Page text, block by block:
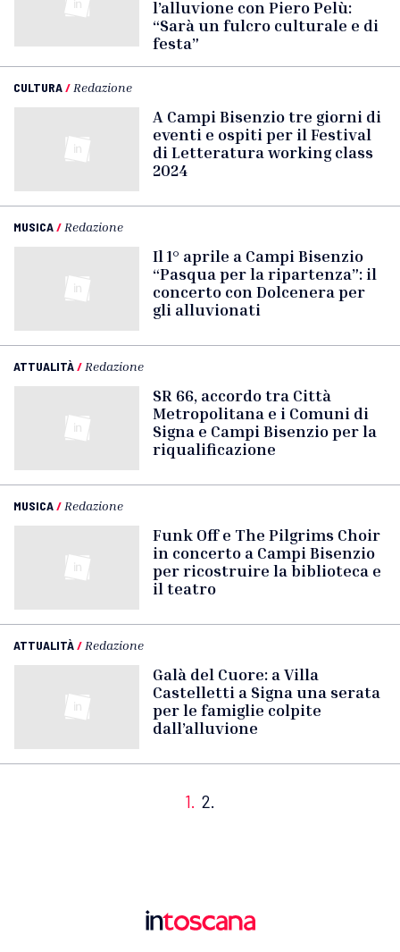
l’alluvione con Piero Pelù:
“Sarà un fulcro culturale e di
festa”
CULTURA/ Redazione
A Campi Bisenzio tre giorni di
eventi e ospiti per il Festival
di Letteratura working class
2024
MUSICA/ Redazione
Il 1° aprile a Campi Bisenzio
“Pasqua per la ripartenza”: il
concerto con Dolcenera per
gli alluvionati
ATTUALITÀ/ Redazione
SR 66, accordo tra Città
Metropolitana e i Comuni di
Signa e Campi Bisenzio per la
riqualificazione
MUSICA/ Redazione
Funk Off e The Pilgrims Choir
in concerto a Campi Bisenzio
per ricostruire la biblioteca e
il teatro
ATTUALITÀ/ Redazione
Galà del Cuore: a Villa
Castelletti a Signa una serata
per le famiglie colpite
dall’alluvione
1. 2.